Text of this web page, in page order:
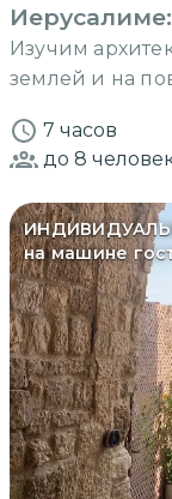
Изучим
землей и на
7 часов
до 8
на машине